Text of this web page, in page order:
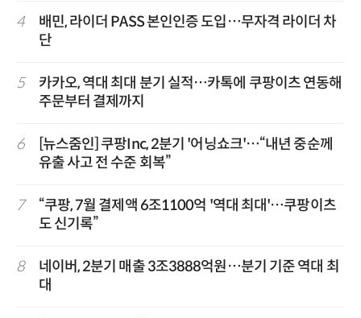
4
배민, 라이더 PASS 본인인증 도입…무자격 라이더 차
단
5
카카오, 역대 최대 분기 실적…카톡에 쿠팡이츠 연동해
주문부터 결제까지
6
[뉴스줌인] 쿠팡Inc, 2분기 '어닝쇼크'…“내년 중순께
유출 사고 전 수준 회복”
7
“쿠팡, 7월 결제액 6조1100억 '역대 최대'…쿠팡이츠
도 신기록”
8
네이버, 2분기 매출 3조3888억원…분기 기준 역대 최
대